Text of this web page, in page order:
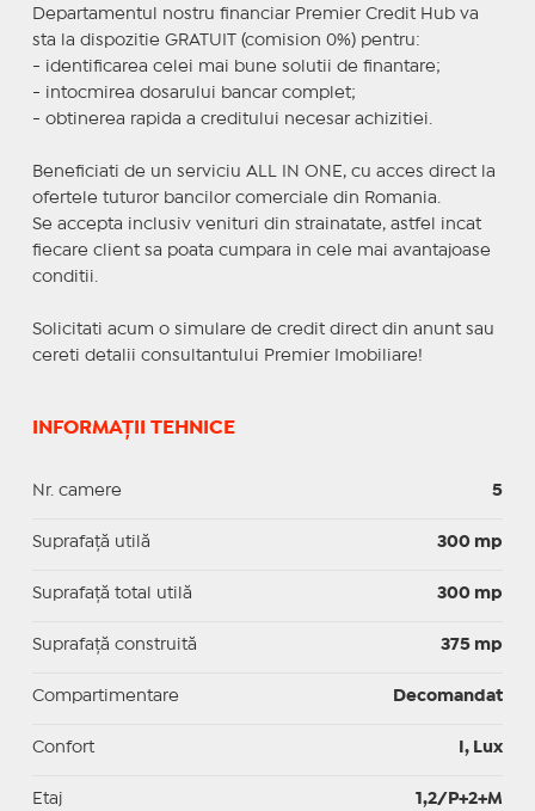
Departamentul nostru financiar Premier Credit Hub va
sta la dispozitie GRATUIT (comision 0%) pentru:
- identificarea celei mai bune solutii de finantare;
- intocmirea dosarului bancar complet;
- obtinerea rapida a creditului necesar achizitiei.
Beneficiati de un serviciu ALL IN ONE, cu acces direct la
ofertele tuturor bancilor comerciale din Romania.
Se accepta inclusiv venituri din strainatate, astfel incat
fiecare client sa poata cumpara in cele mai avantajoase
conditii.
Solicitati acum o simulare de credit direct din anunt sau
cereti detalii consultantului Premier Imobiliare!
INFORMAȚII TEHNICE
Nr. camere 5
Suprafaţă utilă 300 mp
Suprafaţă total utilă 300 mp
Suprafaţă construită 375 mp
Compartimentare Decomandat
Confort I, Lux
Etaj 1,2/P+2+M